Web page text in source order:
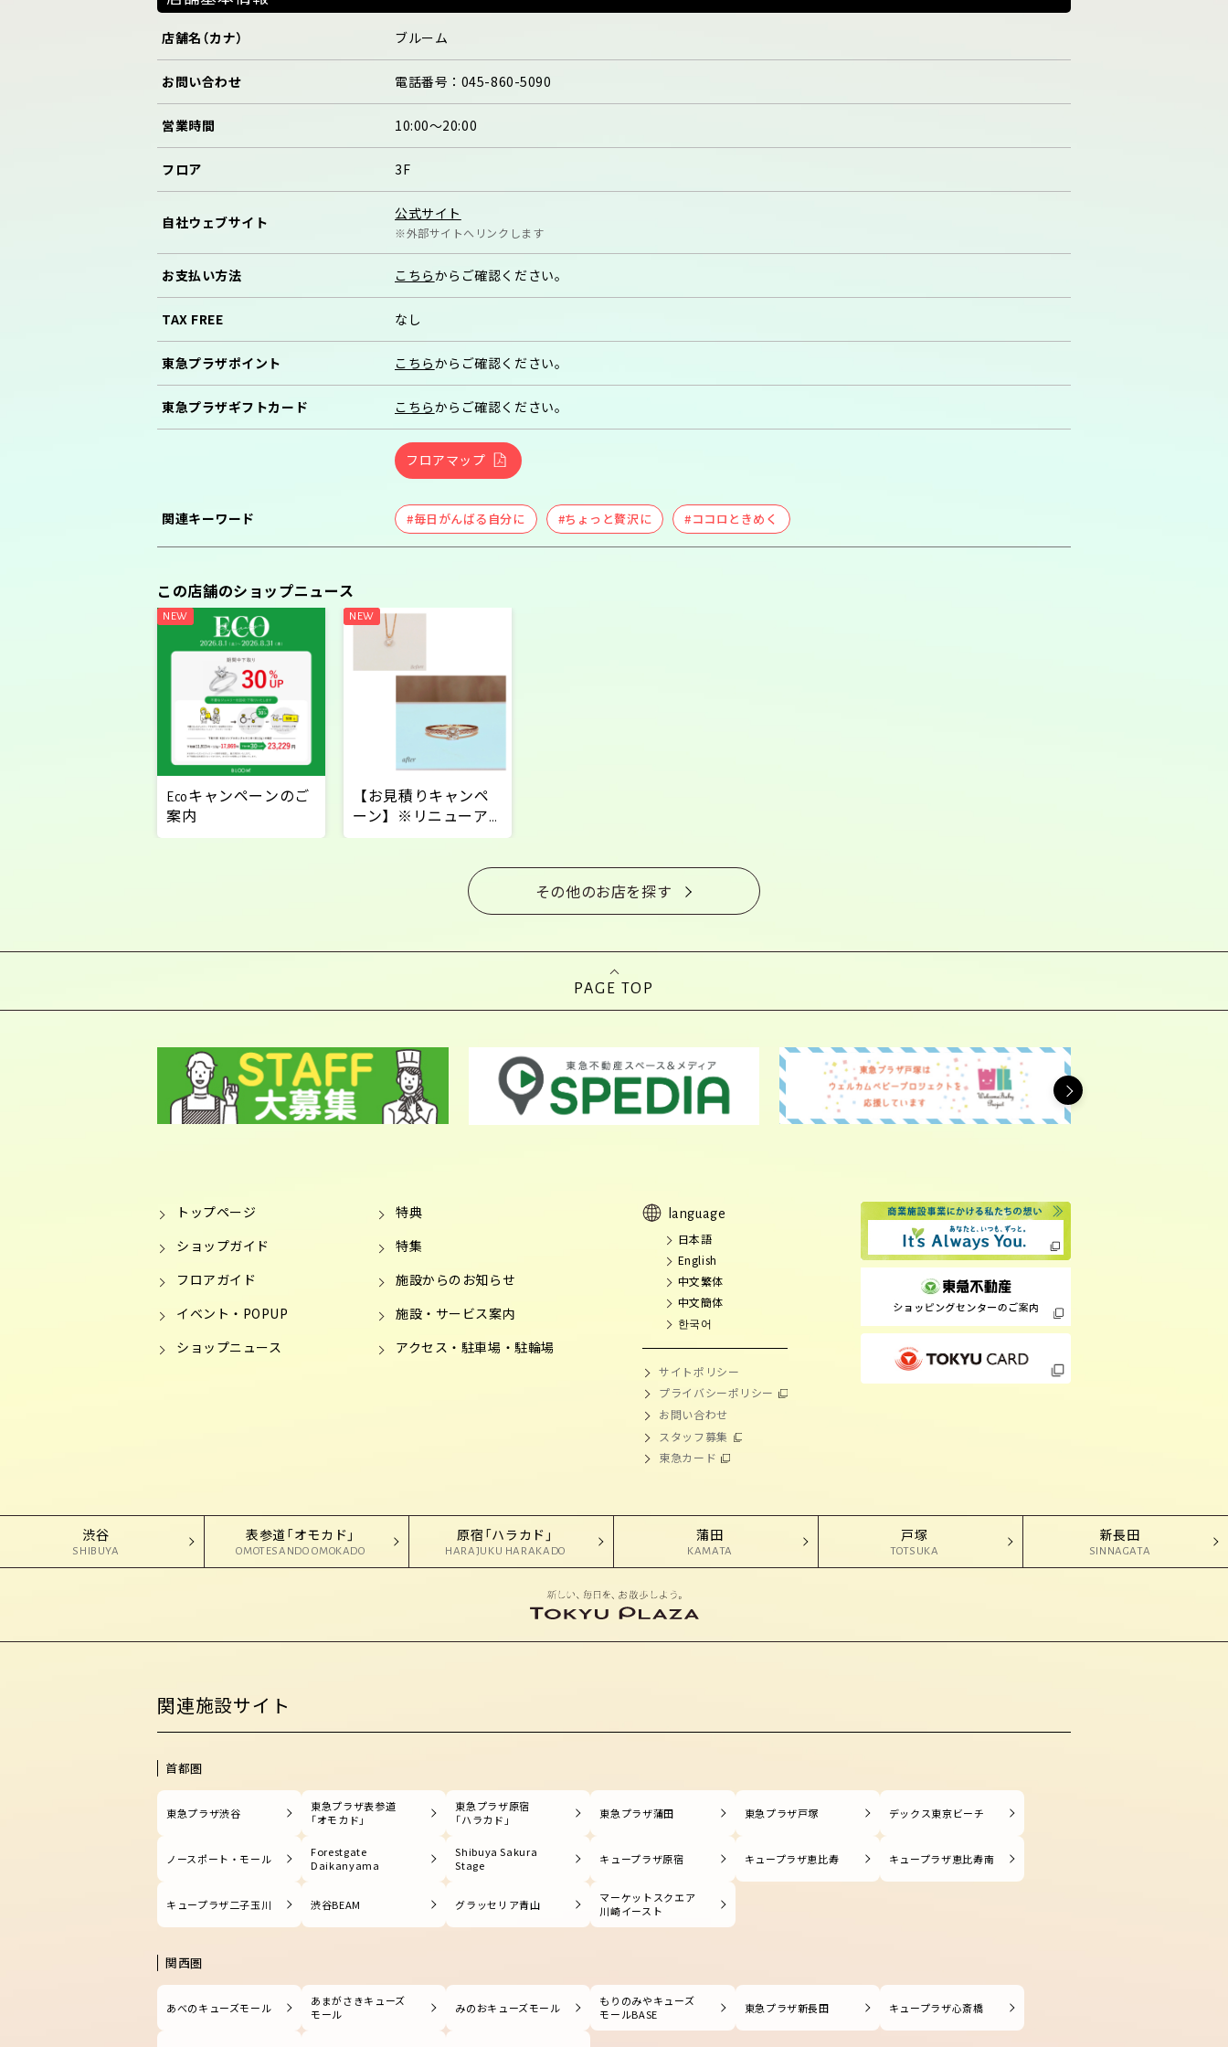
店舗名（カナ） ブルーム
お問い合わせ 電話番号： 045-860-5090
営業時間 10:00〜20:00
フロア 3F
自社ウェブサイト 公式サイト
※外部サイトへリンクします
お支払い方法 こちらからご確認ください。
TAX FREE なし
東急プラザポイント こちらからご確認ください。
東急プラザギフトカード こちらからご確認ください。
フロアマップ
関連キーワード #毎日がんばる自分に #ちょっと贅沢に #ココロときめく
この店舗のショップニュース
Ecoキャンペーンのご
案内
【お見積りキャンペ
ーン】※リニューア
ル
その他のお店を探す
PAGE TOP
トップページ
ショップガイド
フロアガイド
イベント・POPUP
ショップニュース
特典
特集
施設からのお知らせ
施設・サービス案内
アクセス・駐車場・駐輪場
language
日本語
English
中文繁体
中文簡体
한국어
サイトポリシー
プライバシーポリシー
お問い合わせ
スタッフ募集
東急カード
渋谷
SHIBUYA
表参道「オモカド」
OMOTESANDO OMOKADO
原宿「ハラカド」
HARAJUKU HARAKADO
蒲田
KAMATA
戸塚
TOTSUKA
新長田
SINNAGATA
関連施設サイト
首都圏
東急プラザ渋谷
東急プラザ表参道
「オモカド」
東急プラザ原宿
「ハラカド」
東急プラザ蒲田 東急プラザ戸塚 デックス東京ビーチ
ノースポート・モール
Forestgate
Daikanyama
Shibuya Sakura
Stage
キュープラザ原宿 キュープラザ恵比寿 キュープラザ恵比寿南
キュープラザ二子玉川 渋谷BEAM グラッセリア青山
マーケットスクエア
川崎イースト
関西圏
あべのキューズモール
あまがさきキューズ
モール
みのおキューズモール
もりのみやキューズ
モールBASE
東急プラザ新長田 キュープラザ心斎橋